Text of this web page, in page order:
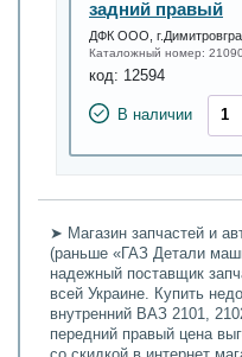
задний правый
ДФК ООО,
Каталожный номер:
код: 12594
В наличии
➤ Магазин запчастей и
(раньше «ГАЗ Детали
надежный поставщик
всей Украине. Купить
внутренний ВАЗ 2101,
передний правый цена